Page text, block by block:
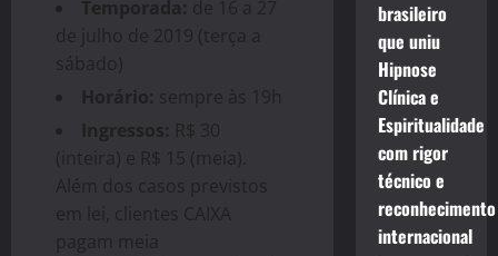
Temporada: de 16 a 27
de julho de 2019 (terça a
sábado)
Horário: sempre às 19h
Ingressos: R$ 30
(inteira) e R$ 15 (meia).
Além dos casos previstos
em lei, clientes CAIXA
pagam meia
brasileiro
que uniu
Hipnose
Clínica e
Espiritualidade
com rigor
técnico e
reconhecimento
internacional